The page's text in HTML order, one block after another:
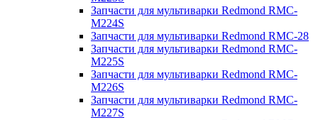
Запчасти для мультиварки Redmond RMC-
M224S
Запчасти для мультиварки Redmond RMC-28
Запчасти для мультиварки Redmond RMC-
M225S
Запчасти для мультиварки Redmond RMC-
M226S
Запчасти для мультиварки Redmond RMC-
M227S